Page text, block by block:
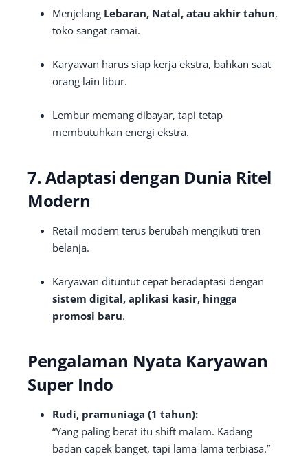
Menjelang Lebaran, Natal, atau akhir tahun,
toko sangat ramai.
Karyawan harus siap kerja ekstra, bahkan saat
orang lain libur.
Lembur memang dibayar, tapi tetap
membutuhkan energi ekstra.
7. Adaptasi dengan Dunia Ritel
Modern
Retail modern terus berubah mengikuti tren
belanja.
Karyawan dituntut cepat beradaptasi dengan
sistem digital, aplikasi kasir, hingga
promosi baru.
Pengalaman Nyata Karyawan
Super Indo
Rudi, pramuniaga (1 tahun):
“Yang paling berat itu shift malam. Kadang
badan capek banget, tapi lama-lama terbiasa.”